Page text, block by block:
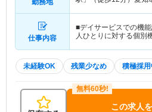
仕事内容
■デイサービスでの機
人ひとりに対する個別
未経験OK 残業少なめ 積極採用
この求人